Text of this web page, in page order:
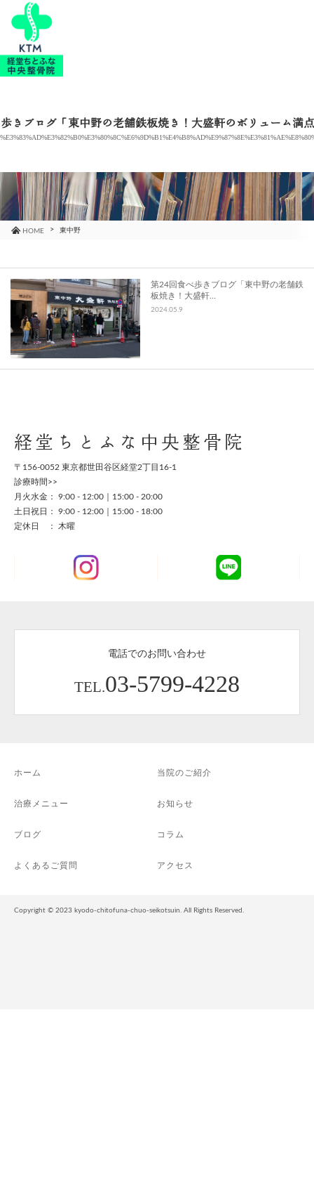
きブログ「東中野の老舗鉄板焼き！大盛軒のボリューム満
HOME 東中野
第24回食べ歩きブログ「東中野の老舗鉄
板焼き！大盛軒…
2024.05.9
経堂ちとふな中央整骨院
〒156-0052 東京都世田谷区経堂2丁目16-1
診療時間>>
月火水金： 9:00 - 12:00｜15:00 - 20:00
土日祝日： 9:00 - 12:00｜15:00 - 18:00
定休日 ： 木曜
電話でのお問い合わせ
TEL.03-5799-4228
ホーム 当院のご紹介
治療メニュー お知らせ
ブログ コラム
よくあるご質問 アクセス
Copyright © 2023 kyodo-chitofuna-chuo-seikotsuin. All Rights Reserved.
お知らせ
ブログ
コラム
アクセス